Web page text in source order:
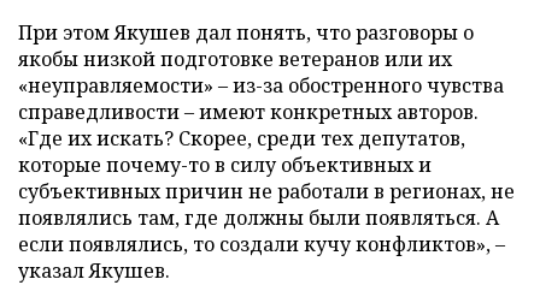
При этом Якушев дал понять, что разговоры о
якобы низкой подготовке ветеранов или их
«неуправляемости» – из-за обостренного чувства
справедливости – имеют конкретных авторов.
«Где их искать? Скорее, среди тех депутатов,
которые почему-то в силу объективных и
субъективных причин не работали в регионах, не
появлялись там, где должны были появляться. А
если появлялись, то создали кучу конфликтов», –
указал Якушев.